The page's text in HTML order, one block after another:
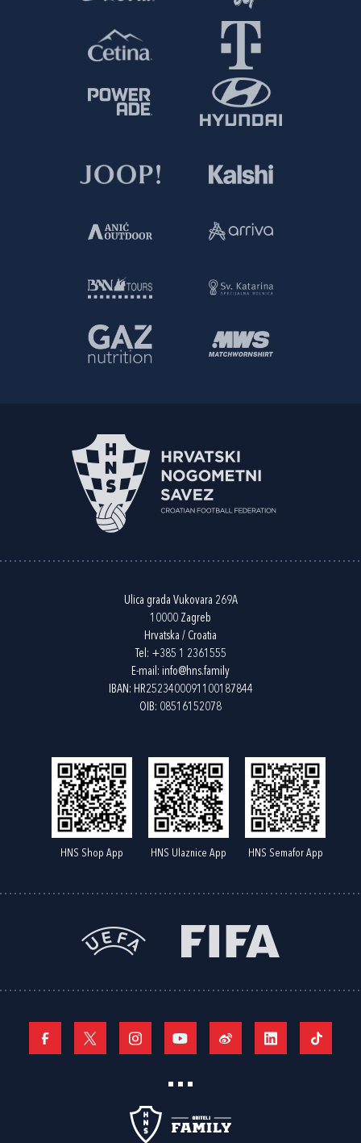
Ulica grada Vukovara 269A
10000 Zagreb
Hrvatska / Croatia
Tel: +385 1 2361555
E-mail: info@hns.family
IBAN: HR2523400091100187844
OIB: 08516152078
HNS Shop App HNS Ulaznice App HNS Semafor App